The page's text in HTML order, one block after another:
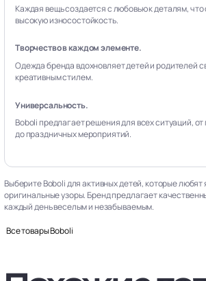
Каждая вещь создается с любовью к деталям,
высокую износостойкость.
Творчество в каждом элементе.
Одежда бренда вдохновляет детей и родителей
креативным стилем.
Универсальность.
Boboli предлагает решения для всех ситуаций,
до праздничных мероприятий.
Выберите Boboli для активных детей, которые любят
оригинальные узоры. Бренд предлагает
каждый день веселым и незабываемым.
Все товары Boboli